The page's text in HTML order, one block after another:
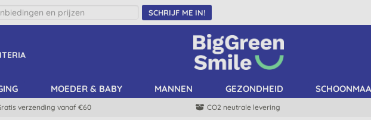
SCHRIJF ME IN!
MOEDER & BABY MANNEN GEZONDHEID
verzending vanaf €60 CO2 neutrale levering